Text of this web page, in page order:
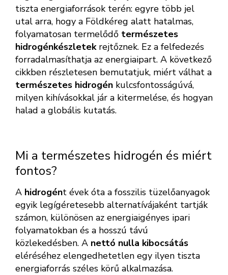
tiszta energiaforrások terén: egyre több jel
utal arra, hogy a Földkéreg alatt hatalmas,
folyamatosan termelődő természetes
hidrogénkészletekrejtőznek. Ez a felfedezés
forradalmasíthatja az energiaipart. A következő
cikkben részletesen bemutatjuk, miért válhat a
természetes hidrogén kulcsfontosságúvá,
milyen kihívásokkal jár a kitermelése, és hogyan
halad a globális kutatás.
Mi a természetes hidrogén és miért
fontos?
A hidrogént évek óta a fosszilis tüzelőanyagok
egyik legígéretesebb alternatívájaként tartják
számon, különösen az energiaigényes ipari
folyamatokban és a hosszú távú
közlekedésben. A nettó nulla kibocsátás
eléréséhez elengedhetetlen egy ilyen tiszta
energiaforrás széles körű alkalmazása.